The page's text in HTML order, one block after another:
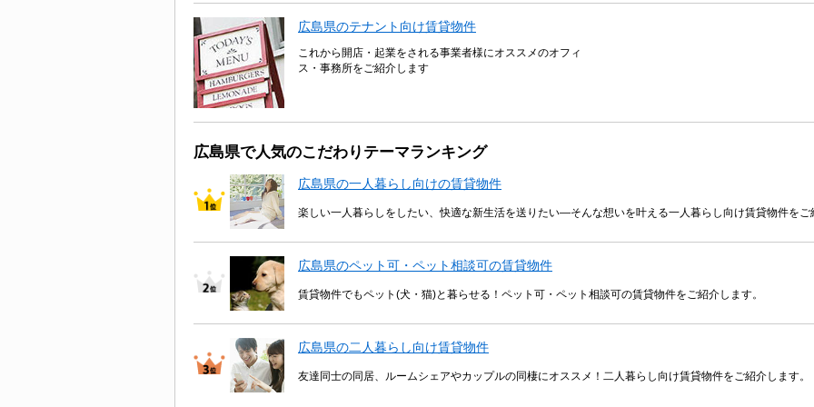
広島県のテナント向け賃貸物件
これから開店・起業をされる事業者様にオススメのオフィ
ス・事務所をご紹介します
広島県で人気のこだわりテーマランキング
広島県の一人暮らし向けの賃貸物件
楽しい一人暮らしをしたい、快適な新生活を送りたい―そんな想いを叶える一人暮らし向け賃貸物件をご
広島県のペット可・ペット相談可の賃貸物件
賃貸物件でもペット(犬・猫)と暮らせる！ペット可・ペット相談可の賃貸物件をご紹介します。
広島県の二人暮らし向け賃貸物件
友達同士の同居、ルームシェアやカップルの同棲にオススメ！二人暮らし向け賃貸物件をご紹介します。